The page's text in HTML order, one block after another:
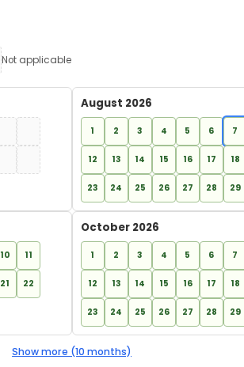
Not applicable
August 2026
1 2 3 4 5 6 7
12 13 14 15 16 17 18
23 24 25 26 27 28 29
10 11
21 22
October 2026
1 2 3 4 5 6 7
12 13 14 15 16 17 18
23 24 25 26 27 28 29
Show more (10 months)